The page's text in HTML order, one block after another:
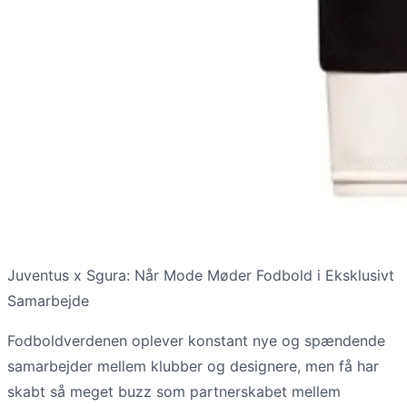
Juventus x Sgura: Når Mode Møder Fodbold i Eksklusivt
Samarbejde
Fodboldverdenen oplever konstant nye og spændende
samarbejder mellem klubber og designere, men få har
skabt så meget buzz som partnerskabet mellem